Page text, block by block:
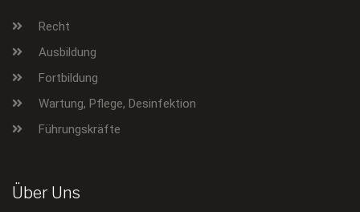
Recht
Ausbildung
Fortbildung
Wartung, Pflege, Desinfektion
Führungskräfte
Über Uns